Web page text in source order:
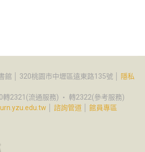
館 │ 320桃園市中壢區遠東路135號 │
隱私
轉2321(流通服務) ‧ 轉2322(參考服務)
諮詢管道 館員專區